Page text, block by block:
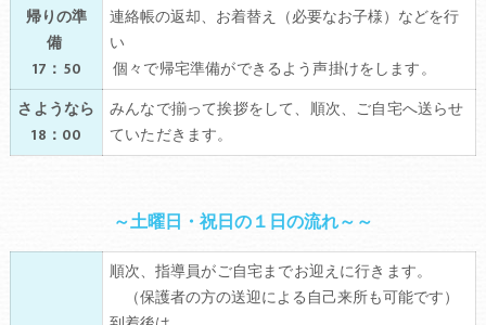
帰りの準
備
17：50
連絡帳の返却、お着替え（必要なお子様）などを行
い
個々で帰宅準備ができるよう声掛けをします。
さようなら
18：00
みんなで揃って挨拶をして、順次、ご自宅へ送らせ
ていただきます。
～土曜日・祝日の１日の流れ～～
順次、 指導員がご自宅までお迎えに行きます。
（保護者の方の送迎による自己来所も可能です）